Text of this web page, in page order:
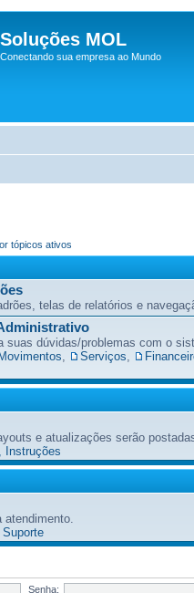
Soluções MOL
Conectando sua empresa ao Mundo
tópicos ativos
telas de relatórios e
suas dúvidas/problemas com o
Serviços
e atualizações serão
Instruções
Senha: